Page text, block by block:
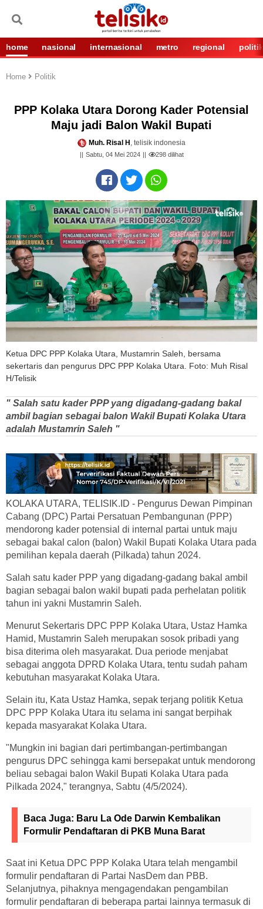
home nasional internasional metro regional politik
Home Politik
PPP Kolaka Utara Dorong Kader Potensial
Maju jadi Balon Wakil Bupati
Muh. Risal H , telisik indonesia
Sabtu, 04 Mei 2024 298dilihat
Ketua DPC PPP Kolaka Utara, Mustamrin Saleh, bersama
sekertaris dan pengurus DPC PPP Kolaka Utara. Foto: Muh Risal
H/Telisik
" Salah satu kader PPP yang digadang-gadang bakal
ambil bagian sebagai balon Wakil Bupati Kolaka Utara
adalah Mustamrin Saleh "
KOLAKA UTARA, TELISIK.ID - Pengurus Dewan Pimpinan
Cabang (DPC) Partai Persatuan Pembangunan (PPP)
mendorong kader potensial di internal partai untuk maju
sebagai bakal calon (balon) Wakil Bupati Kolaka Utara pada
pemilihan kepala daerah (Pilkada) tahun 2024.
Salah satu kader PPP yang digadang-gadang bakal ambil
bagian sebagai balon wakil bupati pada perhelatan politik
tahun ini yakni Mustamrin Saleh.
Menurut Sekertaris DPC PPP Kolaka Utara, Ustaz Hamka
Hamid, Mustamrin Saleh merupakan sosok pribadi yang
bisa diterima oleh masyarakat. Dua periode menjabat
sebagai anggota DPRD Kolaka Utara, tentu sudah paham
kebutuhan masyarakat Kolaka Utara.
Selain itu, Kata Ustaz Hamka, sepak terjang politik Ketua
DPC PPP Kolaka Utara itu selama ini sangat berpihak
kepada masyarakat Kolaka Utara.
"Mungkin ini bagian dari pertimbangan-pertimbangan
pengurus DPC sehingga kami bersepakat untuk mendorong
beliau sebagai balon Wakil Bupati Kolaka Utara pada
Pilkada 2024," terangnya, Sabtu (4/5/2024).
Baca Juga: Baru La Ode Darwin Kembalikan
Formulir Pendaftaran di PKB Muna Barat
Saat ini Ketua DPC PPP Kolaka Utara telah mengambil
formulir pendaftaran di Partai NasDem dan PBB.
Selanjutnya, pihaknya mengagendakan pengambilan
formulir pendaftaran di beberapa partai lainnya termasuk di